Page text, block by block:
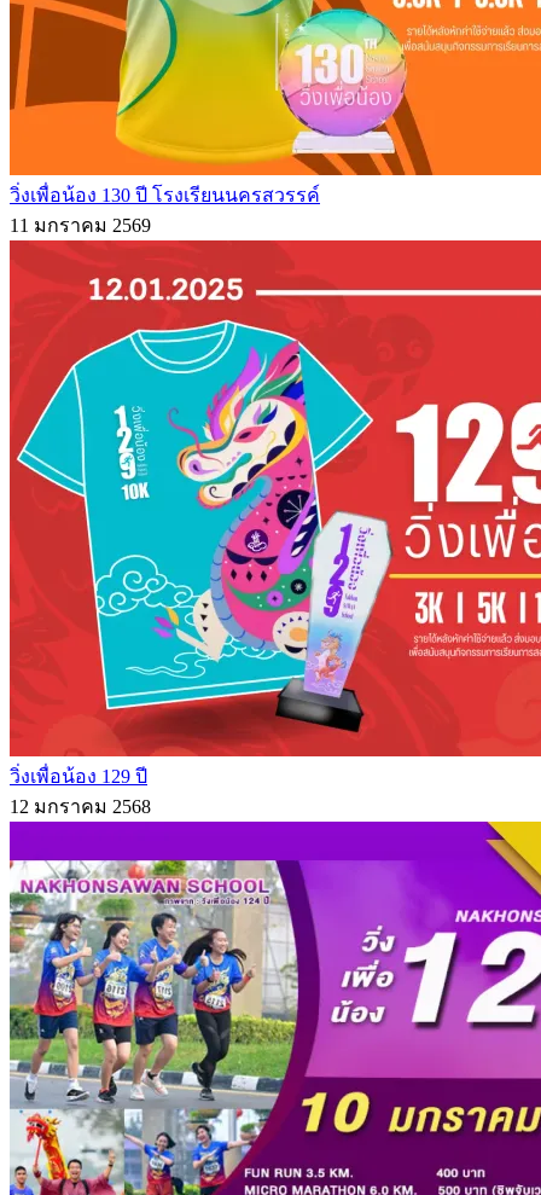
วิ่งเพื่อน้อง 130 ปี โรงเรียนนครสวรรค์
11 มกราคม 2569
วิ่งเพื่อน้อง 129 ปี
12 มกราคม 2568